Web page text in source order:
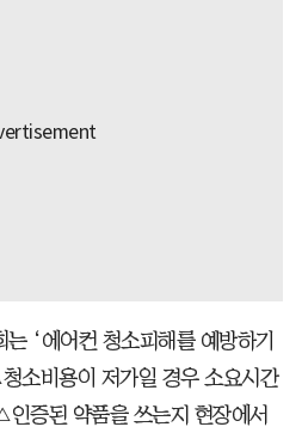
‘에어컨 청소피해를 예방하기
소비용이 저가일 경우 소요시간
증된 약품을 쓰는지 현장에서